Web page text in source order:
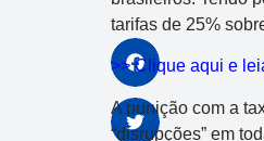
tarifas de 25%
>> Clique aqui e
A punição com a
“disrupções” em